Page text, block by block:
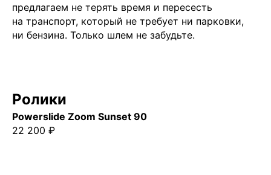
предлагаем не терять время и пересесть
на транспорт, который не требует ни парковки,
ни бензина. Только шлем не забудьте.
Ролики
Powerslide Zoom Sunset 90
22 200 ₽